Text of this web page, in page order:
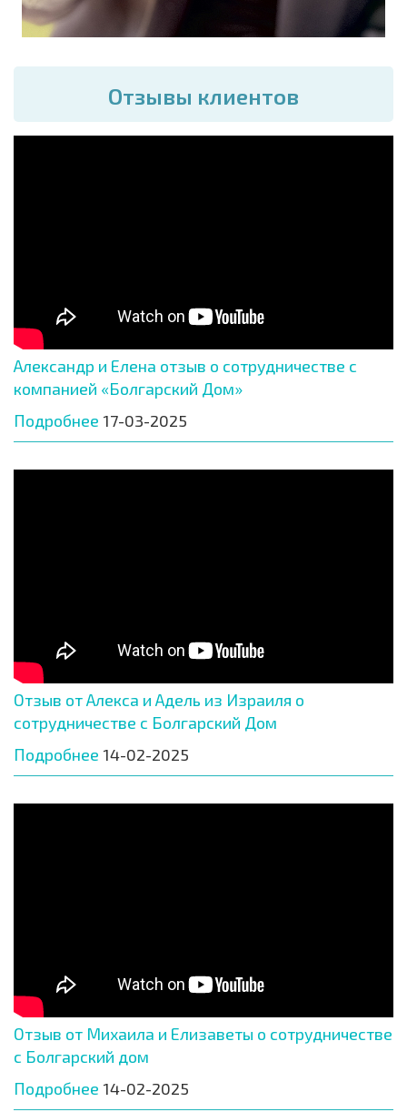
Отзывы клиентов
Александр и Елена отзыв о сотрудничестве с
компанией «Болгарский Дом»
Подробнее 17-03-2025
Отзыв от Алекса и Адель из Израиля о
сотрудничестве с Болгарский Дом
Подробнее 14-02-2025
Отзыв от Михаила и Елизаветы о сотрудничестве
с Болгарский дом
Подробнее 14-02-2025